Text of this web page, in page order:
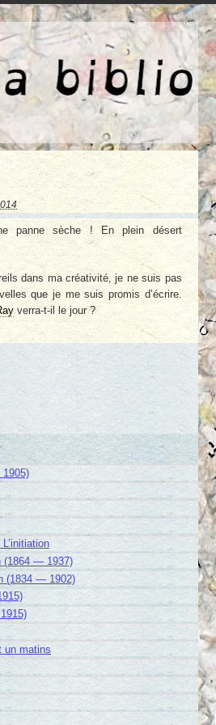
panne sèche ! En plein désert
dans ma créativité, je ne suis pas
que je me suis promis d’écrire.
verra-t-il le jour ?
1905)
(1864 — 1937)
(1834 — 1902)
un matins